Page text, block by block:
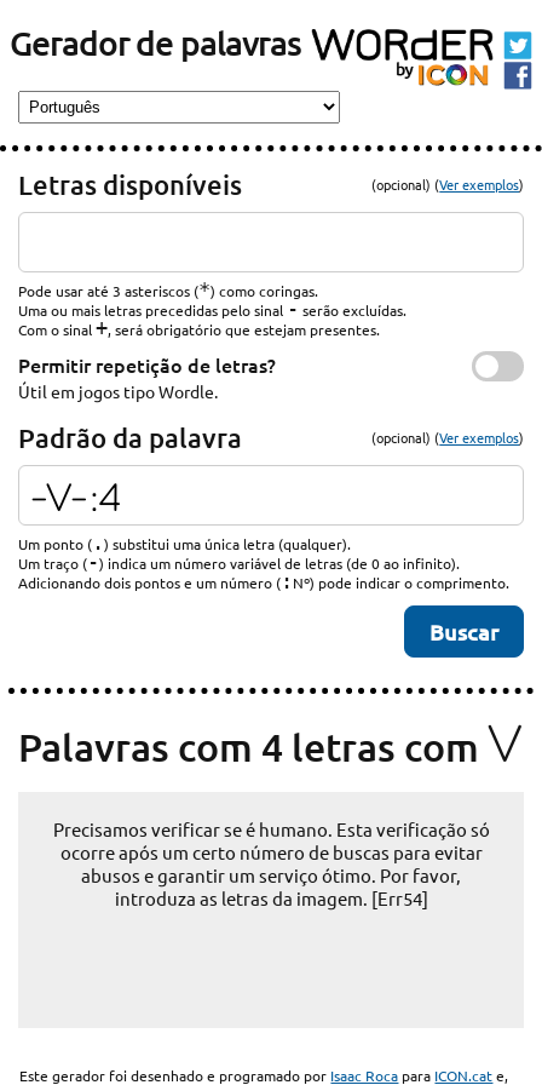
Gerador de palavras
Letras disponíveis (opcional) (Ver exemplos)
Pode usar até 3 asteriscos (*) como coringas.
Uma ou mais letras precedidas pelo sinal - serão excluídas.
Com o sinal+, será obrigatório que estejam presentes.
Permitir repetição de letras?
Útil em jogos tipo Wordle.
Padrão da palavra (opcional) (Ver exemplos)
Um ponto (.) substitui uma única letra (qualquer).
Um traço (-) indica um número variável de letras (de 0 ao infinito).
Adicionando dois pontos e um número (: Nº) pode indicar o comprimento.
Palavras com 4 letras com V
Precisamos verificar se é humano. Esta verificação só
ocorre após um certo número de buscas para evitar
abusos e garantir um serviço ótimo. Por favor,
introduza as letras da imagem. [Err54]
Este gerador foi desenhado e programado por Isaac Roca para ICON.cate,